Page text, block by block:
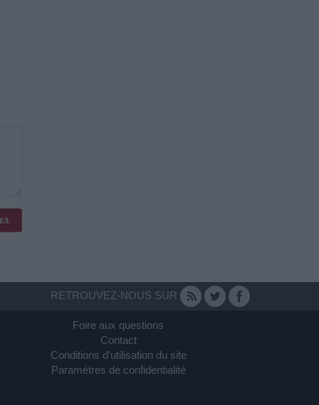
RETROUVEZ-NOUS SUR
Foire aux questions
Contact
Conditions d'utilisation du site
Paramètres de confidentialité